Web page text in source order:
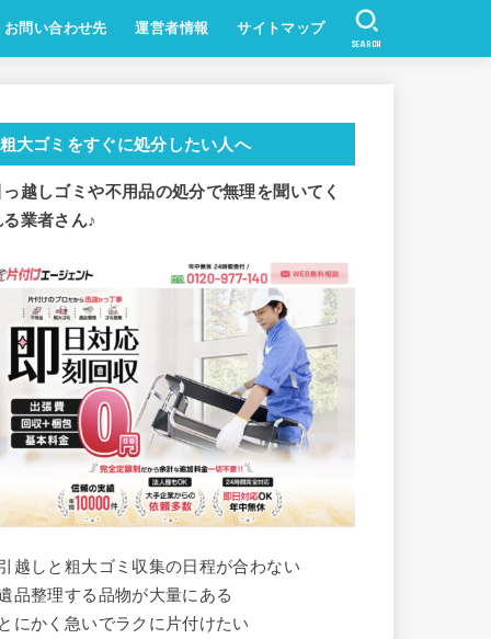
お問い合わせ先 運営者情報 サイトマップ
SEARCH
粗大ゴミをすぐに処分したい人へ
っ越しゴミや不用品の処分で無理を聞いてく
る業者さん♪
越しと粗大ゴミ収集の日程が合わない
品整理する品物が大量にある
にかく急いでラクに片付けたい